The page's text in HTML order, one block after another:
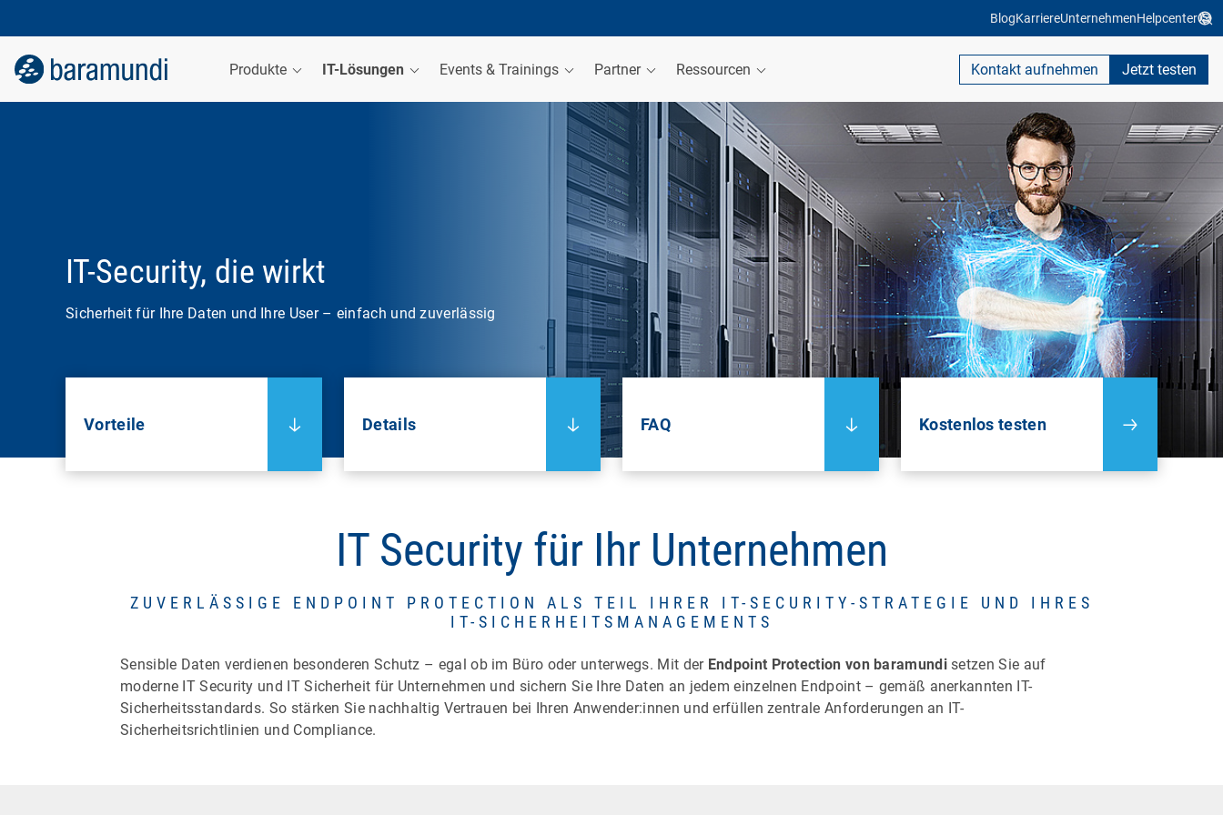
BlogKarriereUnternehmenHelpcenter
Produkte IT-Lösungen Events & Trainings Partner Ressourcen Kontakt aufnehmen Jetzt testen
IT-Security, die wirkt
Sicherheit für Ihre Daten und Ihre User – einfach und zuverlässig
Vorteile Details FAQ Kostenlos testen
IT Security für Ihr Unternehmen
ZUVERLÄSSIGE ENDPOINT PROTECTION ALS TEIL IHRER IT-SECURITY-STRATEGIE UND IHRES
IT-SICHERHEITSMANAGEMENTS
Sensible Daten verdienen besonderen Schutz – egal ob im Büro oder unterwegs. Mit der Endpoint Protection von baramundisetzen Sie auf
moderne IT Security und IT Sicherheit für Unternehmen und sichern Sie Ihre Daten an jedem einzelnen Endpoint – gemäß anerkannten IT-
Sicherheitsstandards. So stärken Sie nachhaltig Vertrauen bei Ihren Anwender:innen und erfüllen zentrale Anforderungen an IT-
Sicherheitsrichtlinien und Compliance.